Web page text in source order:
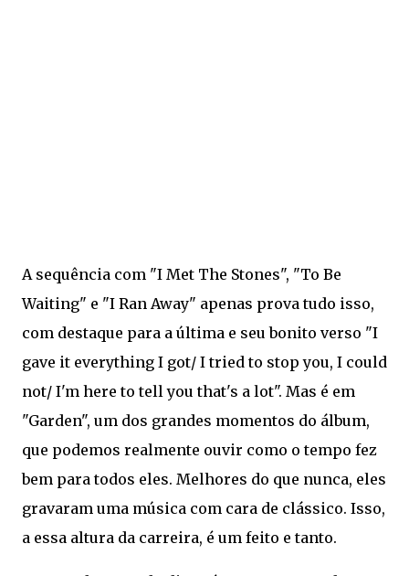
A sequência com "I Met The Stones", "To Be
Waiting" e "I Ran Away" apenas prova tudo isso,
com destaque para a última e seu bonito verso "I
gave it everything I got/ I tried to stop you, I could
not/ I'm here to tell you that's a lot". Mas é em
"Garden", um dos grandes momentos do álbum,
que podemos realmente ouvir como o tempo fez
bem para todos eles. Melhores do que nunca, eles
gravaram uma música com cara de clássico. Isso,
a essa altura da carreira, é um feito e tanto.